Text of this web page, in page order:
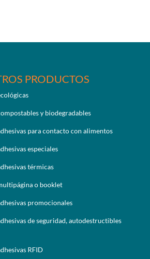
PRODUCTOS
y biodegradables
para contacto con alimentos
especiales
térmicas
o booklet
promocionales
de seguridad, autodestructibles
RFID